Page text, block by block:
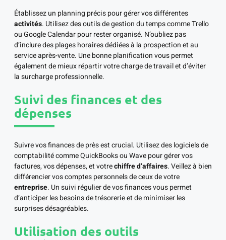
Établissez un planning précis pour gérer vos différentes
activités. Utilisez des outils de gestion du temps comme Trello
ou Google Calendar pour rester organisé. N’oubliez pas
d’inclure des plages horaires dédiées à la prospection et au
service après-vente. Une bonne planification vous permet
également de mieux répartir votre charge de travail et d’éviter
la surcharge professionnelle.
Suivi des finances et des
dépenses
Suivre vos finances de près est crucial. Utilisez des logiciels de
comptabilité comme QuickBooks ou Wave pour gérer vos
factures, vos dépenses, et votrechiffre d’affaires. Veillez à bien
différencier vos comptes personnels de ceux de votre
entreprise. Un suivi régulier de vos finances vous permet
d’anticiper les besoins de trésorerie et de minimiser les
surprises désagréables.
Utilisation des outils